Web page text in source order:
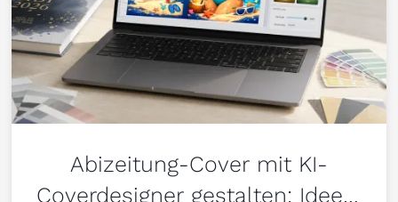
Abizeitung-Cover mit KI-
Coverdesigner gestalten: Ideen,